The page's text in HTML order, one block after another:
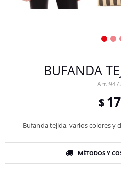
BUFANDA
$
Bufanda tejida, varios colores y
MÉTODOS Y